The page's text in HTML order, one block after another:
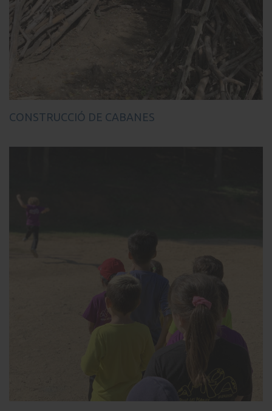
CONSTRUCCIÓ DE CABANES